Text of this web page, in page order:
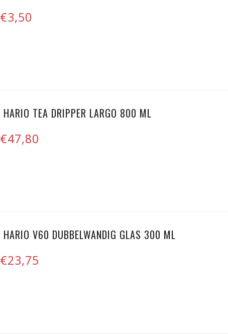
€3,50
HARIO TEA DRIPPER LARGO 800 ML
€47,80
HARIO V60 DUBBELWANDIG GLAS 300 ML
€23,75